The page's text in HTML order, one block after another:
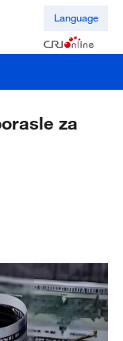
Language
za